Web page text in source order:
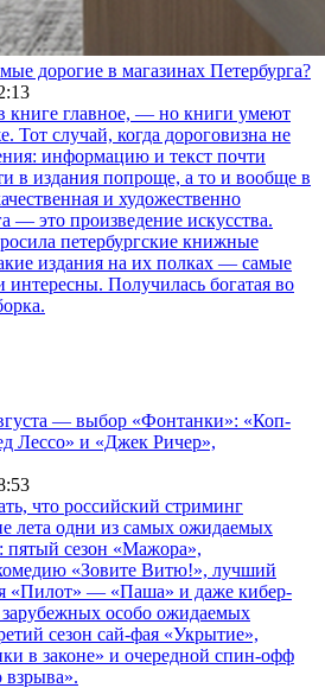
дорогие в магазинах Петербурга?
книге главное, — но книги умеют
Тот случай, когда дороговизна не
информацию и текст почти
в издания попроще, а то и вообще в
и художественно
— это произведение искусства.
петербургские книжные
издания на их полках — самые
интересны. Получилась богатая во
— выбор «Фонтанки»: «Коп-
Лессо» и «Джек Ричер»,
что российский стриминг
лета одни из самых ожидаемых
пятый сезон «Мажора»,
«Зовите Витю!», лучший
«Пилот» — «Паша» и даже кибер-
особо ожидаемых
сезон сай-фая «Укрытие»,
в законе» и очередной спин-офф
взрыва».